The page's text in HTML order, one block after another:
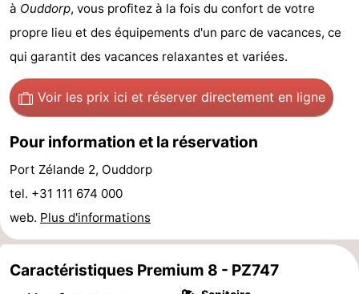
Zeeland
Village
Zeeuwse
Kust
-
Zonnedorp
-
’t
Hof
Haamstede
Hôtels
Last
Voir
et
Lieux
à Ouddorp, vous profitez à la fois du confort de votre
propre lieu et des équipements d'un parc de vacances, ce
qui garantit des vacances relaxantes et variées.
Voir les prix ici et réserver directement en ligne
Pour information et la réservation
Port Zélande 2, Ouddorp
tel. +31 111 674 000
web. Plus d'informations
Caractéristiques Premium 8 - PZ747